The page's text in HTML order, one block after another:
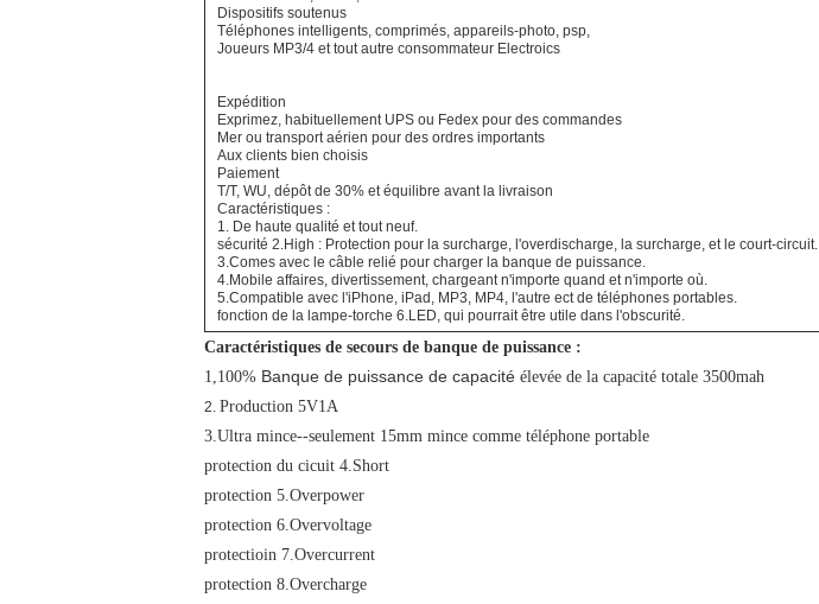
Dispositifs soutenus
Téléphones intelligents, comprimés, appareils-photo, psp,
Joueurs MP3/4 et tout autre consommateur Electroics
Expédition
Exprimez, habituellement UPS ou Fedex pour des commandes
Mer ou transport aérien pour des ordres importants
Aux clients bien choisis
Paiement
T/T, WU, dépôt de 30% et équilibre avant la livraison
Caractéristiques :
1. De haute qualité et tout neuf.
sécurité 2.High : Protection pour la surcharge, l'overdischarge, la surcharge, et le court-circuit.
3.Comes avec le câble relié pour charger la banque de puissance.
4.Mobile affaires, divertissement, chargeant n'importe quand et n'importe où.
5.Compatible avec l'iPhone, iPad, MP3, MP4, l'autre ect de téléphones portables.
fonction de la lampe-torche 6.LED, qui pourrait être utile dans l'obscurité.
Caractéristiques de secours de banque de puissance :
1,100% Banque de puissance de capacité élevée de la capacité totale 3500mah
2. Production 5V1A
3.Ultra mince--seulement 15mm mince comme téléphone portable
protection du cicuit 4.Short
protection 5.Overpower
protection 6.Overvoltage
protectioin 7.Overcurrent
protection 8.Overcharge